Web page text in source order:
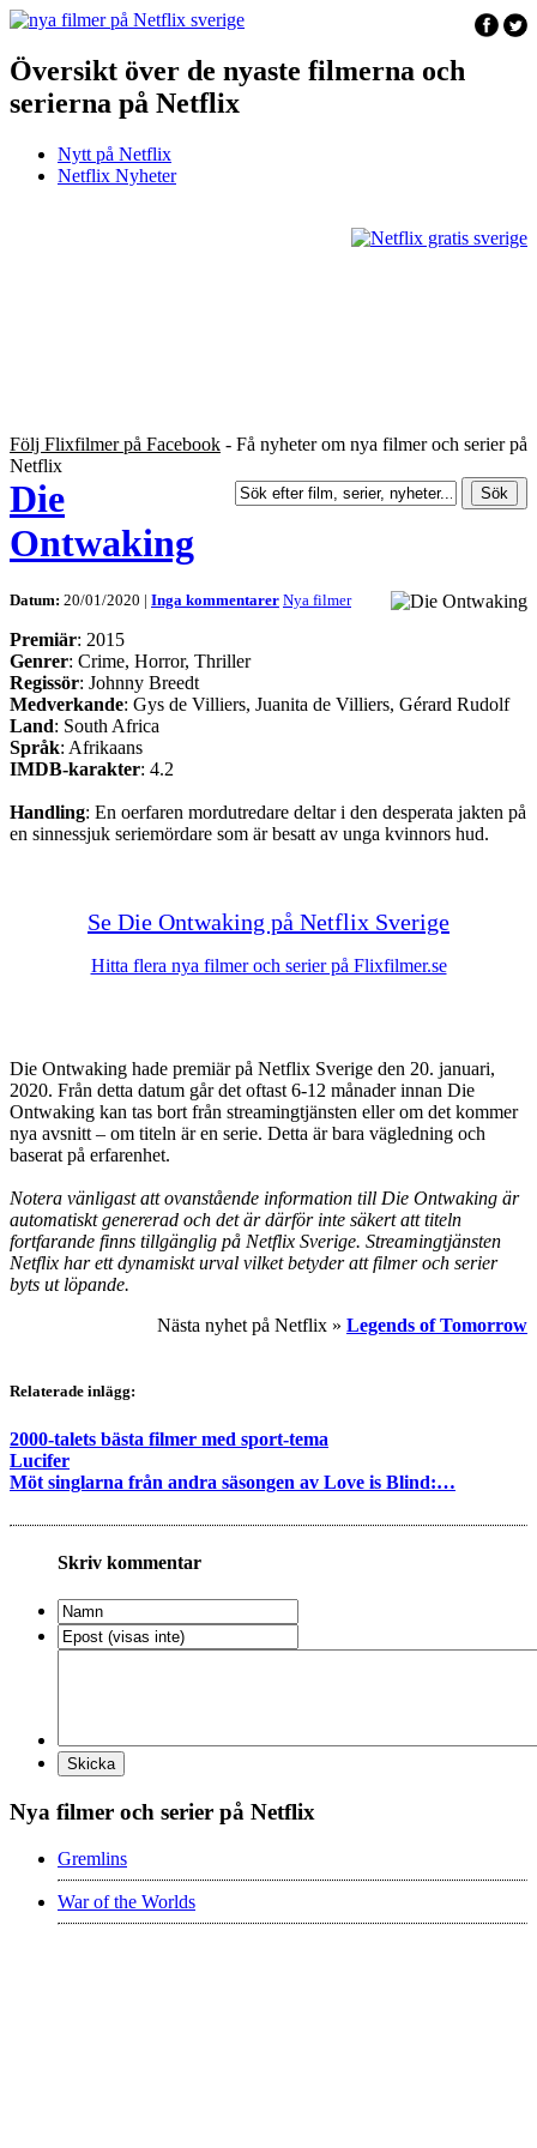
Översikt över de nyaste filmerna och
serierna på Netflix
Nytt på Netflix
Netflix Nyheter
Följ Flixfilmer på Facebook - Få nyheter om nya filmer och serier på
Netflix
Die
Ontwaking
Datum: 20/01/2020 | Inga kommentarer Nya filmer
Premiär: 2015
Genrer: Crime, Horror, Thriller
Regissör: Johnny Breedt
Medverkande: Gys de Villiers, Juanita de Villiers, Gérard Rudolf
Land: South Africa
Språk: Afrikaans
IMDB-karakter: 4.2
Handling: En oerfaren mordutredare deltar i den desperata jakten på
en sinnessjuk seriemördare som är besatt av unga kvinnors hud.
Se Die Ontwaking på Netflix Sverige
Hitta flera nya filmer och serier på Flixfilmer.se
Die Ontwaking hade premiär på Netflix Sverige den 20. januari,
2020. Från detta datum går det oftast 6-12 månader innan Die
Ontwaking kan tas bort från streamingtjänsten eller om det kommer
nya avsnitt – om titeln är en serie. Detta är bara vägledning och
baserat på erfarenhet.
Notera vänligast att ovanstående information till Die Ontwaking är
automatiskt genererad och det är därför inte säkert att titeln
fortfarande finns tillgänglig på Netflix Sverige. Streamingtjänsten
Netflix har ett dynamiskt urval vilket betyder att filmer och serier
byts ut löpande.
Nästa nyhet på Netflix » Legends of Tomorrow
Relaterade inlägg:
2000-talets bästa filmer med sport-tema
Lucifer
Möt singlarna från andra säsongen av Love is Blind:…
Skriv kommentar
Nya filmer och serier på Netflix
Gremlins
War of the Worlds